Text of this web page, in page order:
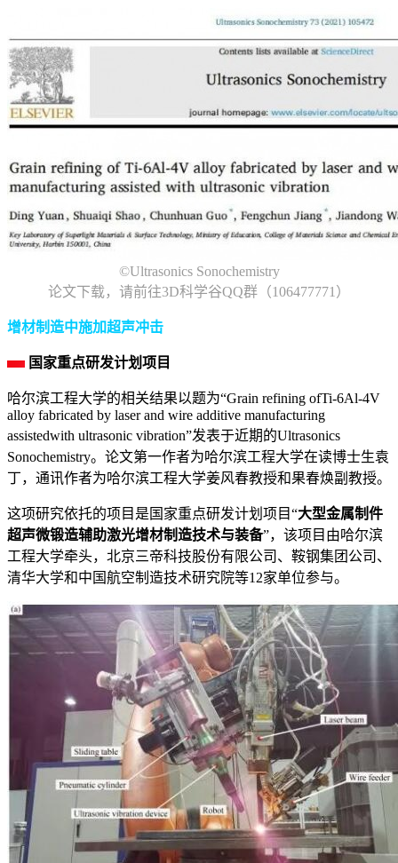
©Ultrasonics Sonochemistry
论文下载，请前往3D科学谷QQ群（106477771）
增材制造中施加超声冲击
国家重点研发计划项目
哈尔滨工程大学的相关结果以题为“Grain refining ofTi-6Al-4V
alloy fabricated by laser and wire additive manufacturing
assistedwith ultrasonic vibration”发表于近期的Ultrasonics
Sonochemistry。论文第一作者为哈尔滨工程大学在读博士生袁
丁，通讯作者为哈尔滨工程大学姜风春教授和果春焕副教授。
这项研究依托的项目是国家重点研发计划项目“大型金属制件
超声微锻造辅助激光增材制造技术与装备”，该项目由哈尔滨
工程大学牵头，北京三帝科技股份有限公司、鞍钢集团公司、
清华大学和中国航空制造技术研究院等12家单位参与。